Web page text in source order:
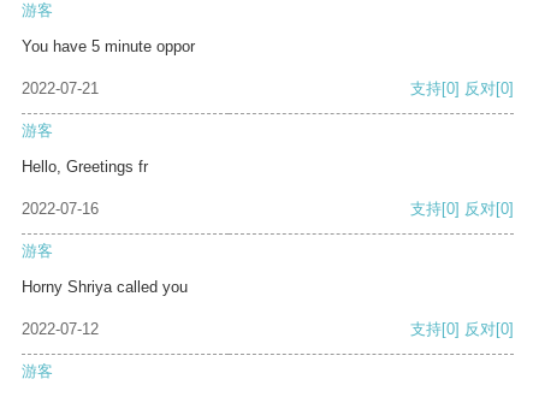
游客
You have 5 minute oppor
2022-07-21 支持[0] 反对[0]
游客
Hello, Greetings fr
2022-07-16 支持[0] 反对[0]
游客
Horny Shriya called you
2022-07-12 支持[0] 反对[0]
游客